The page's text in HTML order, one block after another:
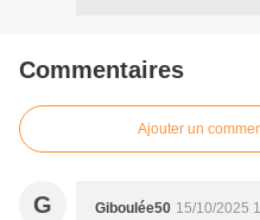
Commentaires
Ajouter un
G Giboulée50 15/10/2025